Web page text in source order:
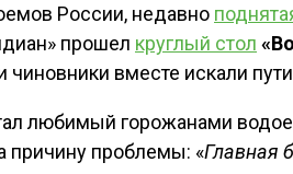
России, недавно
прошел круглый стол
чиновники вместе искали
любимый горожанами
причину проблемы: «Главная